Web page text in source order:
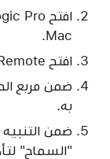
Mac.
افتح Logic Remote على جهاز iOS.
به.
"السماح"